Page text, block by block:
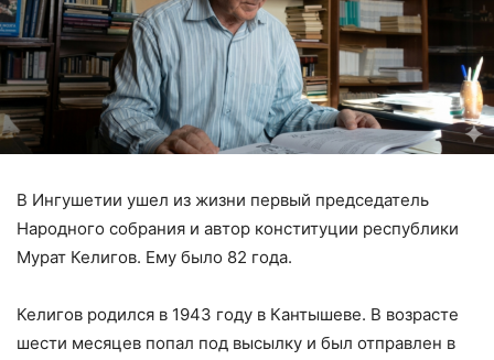
В Ингушетии ушел из жизни первый председатель
Народного собрания и автор конституции республики
Мурат Келигов. Ему было 82 года.
Келигов родился в 1943 году в Кантышеве. В возрасте
шести месяцев попал под высылку и был отправлен в